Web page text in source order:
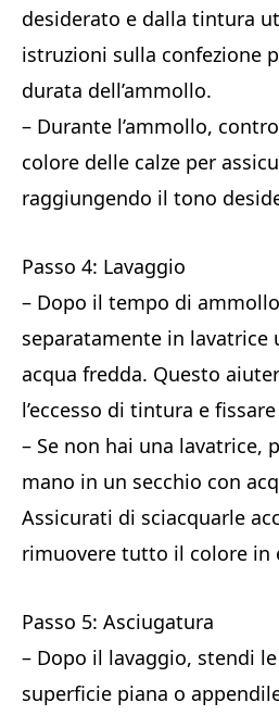
desiderato e dalla tintura
istruzioni sulla confezione
durata dell’ammollo.
– Durante l’ammollo,
colore delle calze per
raggiungendo il tono
Passo 4: Lavaggio
– Dopo il tempo di
separatamente in lavatrice
acqua fredda. Questo
l’eccesso di tintura e
– Se non hai una lavatrice,
mano in un secchio con
Assicurati di sciacquarle
rimuovere tutto il colore in
Passo 5: Asciugatura
– Dopo il lavaggio, stendi
superficie piana o